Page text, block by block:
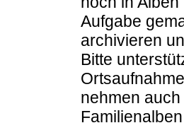
Aufgabe
archivieren
Bitte
nehmen